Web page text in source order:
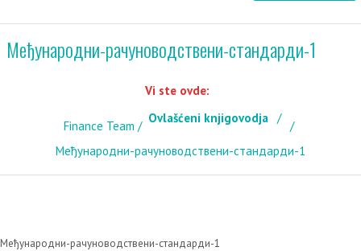
Међународни-рачуноводствени-стандарди-1
Vi ste ovde:
Finance Team
Ovlašćeni knjigovodja
Међународни-рачуноводствени-стандарди-1
Међународни-рачуноводствени-стандарди-1